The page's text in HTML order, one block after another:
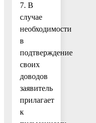
7. В
случае
необходимости
в
подтверждение
своих
доводов
заявитель
прилагает
к